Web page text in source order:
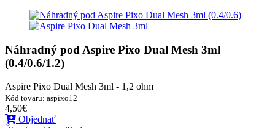
Náhradný pod Aspire Pixo Dual Mesh 3ml
(0.4/0.6/1.2)
Aspire Pixo Dual Mesh 3ml - 1,2 ohm
Kód tovaru: aspixo12
4,50€
Objednať